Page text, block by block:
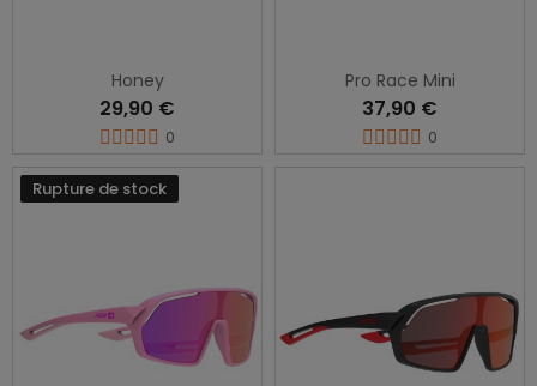
Honey
29,90 €
0
Pro Race Mini
37,90 €
0
Rupture de stock